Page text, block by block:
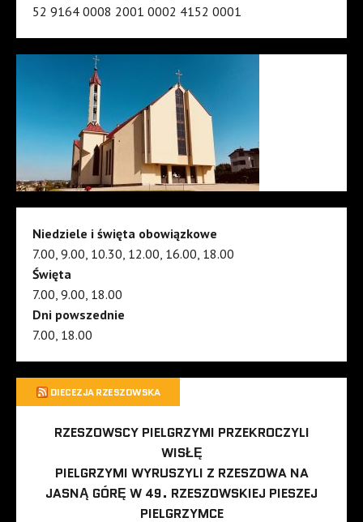
52 9164 0008 2001 0002 4152 0001
Niedziele i święta obowiązkowe
7.00, 9.00, 10.30, 12.00, 16.00, 18.00
Święta
7.00, 9.00, 18.00
Dni powszednie
7.00, 18.00
DIECEZJA RZESZOWSKA
RZESZOWSCY PIELGRZYMI PRZEKROCZYLI
WISŁĘ
PIELGRZYMI WYRUSZYLI Z RZESZOWA NA
JASNĄ GÓRĘ W 49. RZESZOWSKIEJ PIESZEJ
PIELGRZYMCE